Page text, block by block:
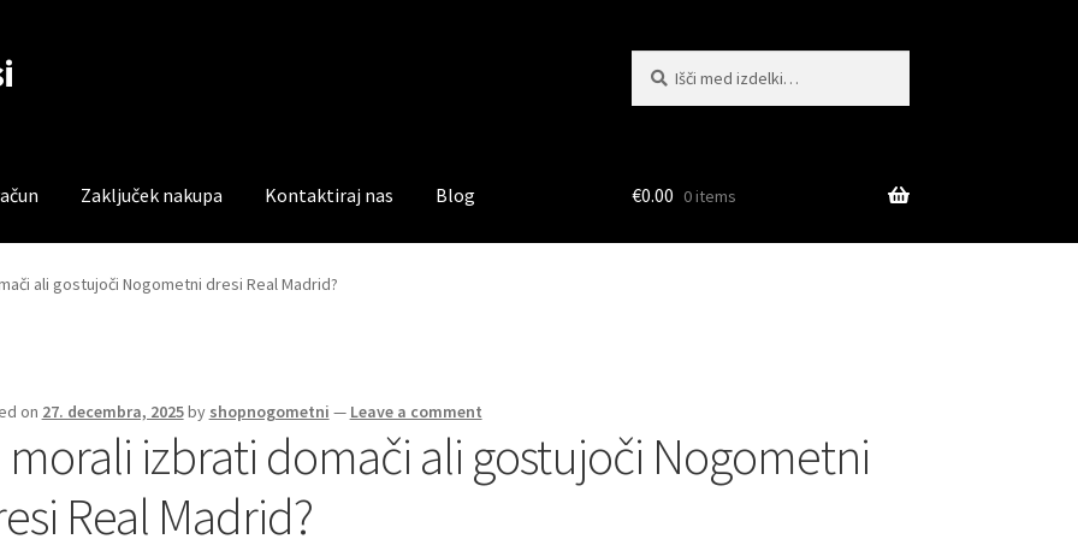
Zaključek nakupa Kontaktiraj nas Blog
Trgovina Zaključek nakupa
€0.00 0 items
ali gostujoči Nogometni dresi Real Madrid?
on 27. decembra, 2025by shopnogometni — Leave a comment
morali izbrati domači ali gostujoči Nogometni
Real Madrid?